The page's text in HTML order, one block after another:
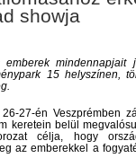
showja
emberek mindennapjait
15 helyszínen,
27-én Veszprémben
keretein belül
célja, hogy
az emberekkel a